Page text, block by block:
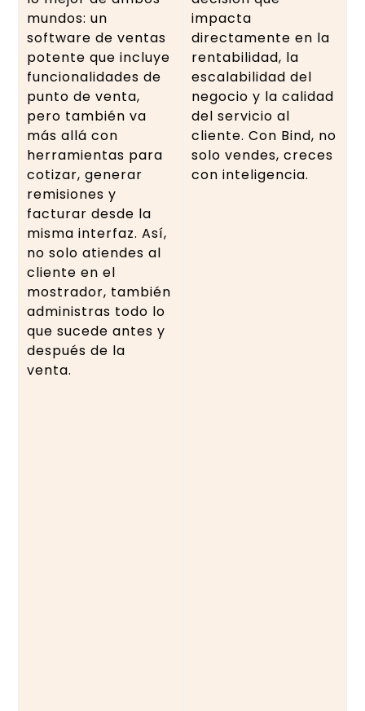
mundos: un
software de ventas
potente que incluye
funcionalidades de
punto de venta,
pero también va
más allá con
herramientas para
cotizar, generar
remisiones y
facturar desde la
misma interfaz. Así,
no solo atiendes al
cliente en el
mostrador, también
administras todo lo
que sucede antes y
después de la
venta.
impacta
directamente en la
rentabilidad, la
escalabilidad del
negocio y la calidad
del servicio al
cliente. Con Bind, no
solo vendes, creces
con inteligencia.